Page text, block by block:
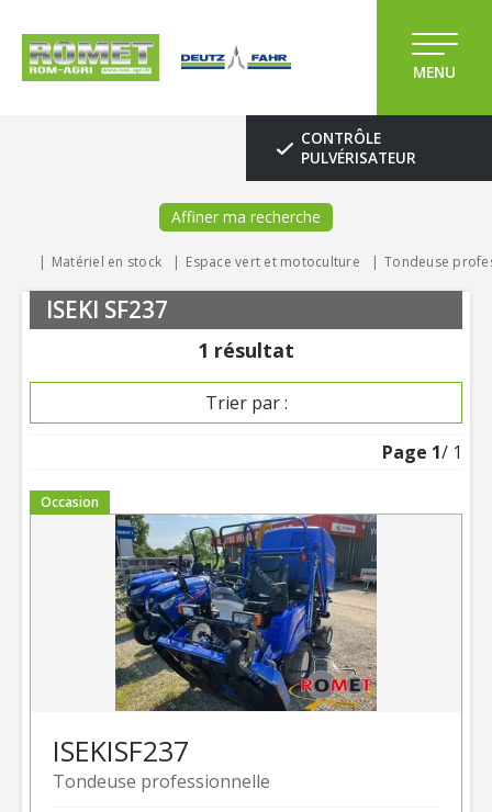
MENU
CONTRÔLE
PULVÉRISATEUR
Affiner ma recherche
Matériel en stock Espace vert et motoculture Tondeuse
ISEKI SF237
1 résultat
Trier par :
Page 1/ 1
Occasion
Tondeuse professionnelle
ISEKISF237